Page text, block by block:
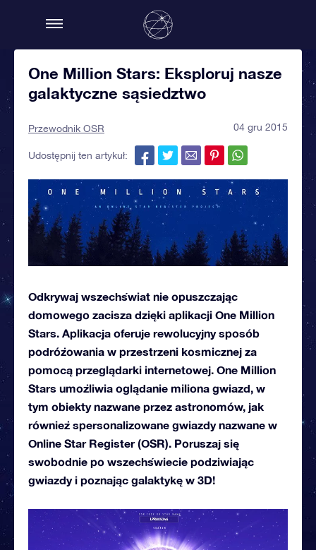
One Million Stars: Eksploruj nasze
galaktyczne sąsiedztwo
Przewodnik OSR 04 gru 2015
Udostępnij ten artykuł:
Odkrywaj wszechświat nie opuszczając
domowego zacisza dzięki aplikacji One Million
Stars. Aplikacja oferuje rewolucyjny sposób
podróżowania w przestrzeni kosmicznej za
pomocą przeglądarki internetowej. One Million
Stars umożliwia oglądanie miliona gwiazd, w
tym obiekty nazwane przez astronomów, jak
również spersonalizowane gwiazdy nazwane w
Online Star Register (OSR). Poruszaj się
swobodnie po wszechświecie podziwiając
gwiazdy i poznając galaktykę w 3D!